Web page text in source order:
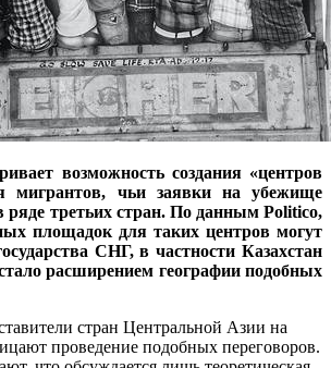
возможность создания «центров
мигрантов, чьи заявки на убежище
третьих стран. По данным Politico,
площадок для таких центров могут
СНГ, в частности Казахстан
расширением географии подобных
стран Центральной Азии на
проведение подобных переговоров.